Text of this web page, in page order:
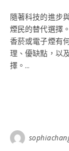
隨著科技的進步與健康意識的抬頭，加熱菸逐漸成為許多傳統
煙民的替代選擇
香菸或電子煙有
理、優缺點，以
擇。...